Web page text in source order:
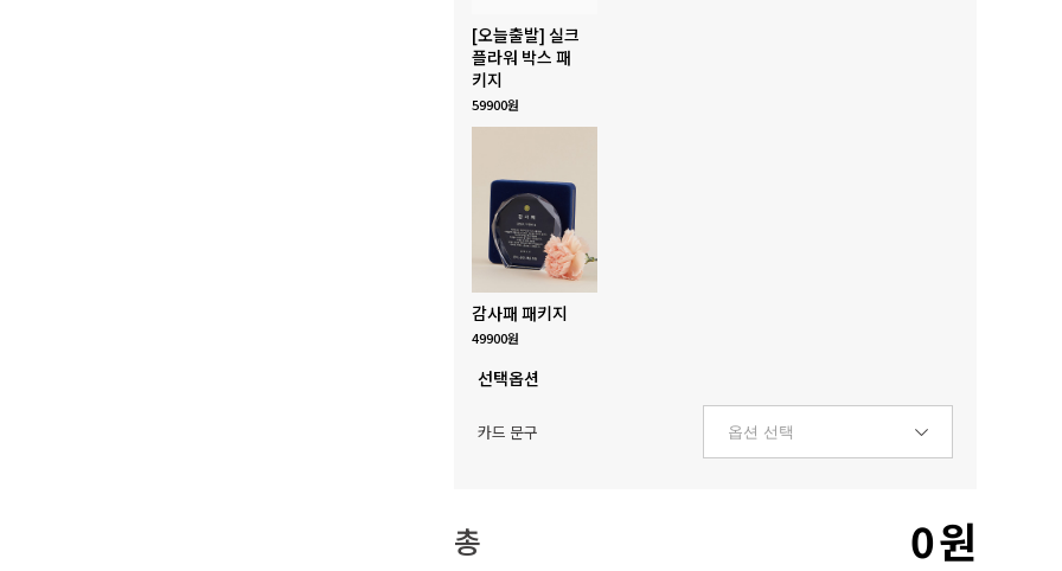
[오늘출발] 실크
플라워 박스 패
키지
59900원
감사패 패키지
49900원
선택옵션
카드 문구
총 0원